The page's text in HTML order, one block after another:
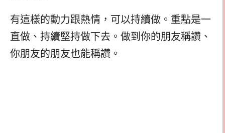
有這樣的動力跟熱情，可以持續做。重點是一
直做、持續堅持做下去。做到你的朋友稱讚、
你朋友的朋友也能稱讚。